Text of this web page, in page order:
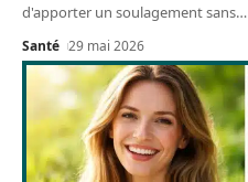
d'apporter un soulagement sans…
Santé 29 mai 2026